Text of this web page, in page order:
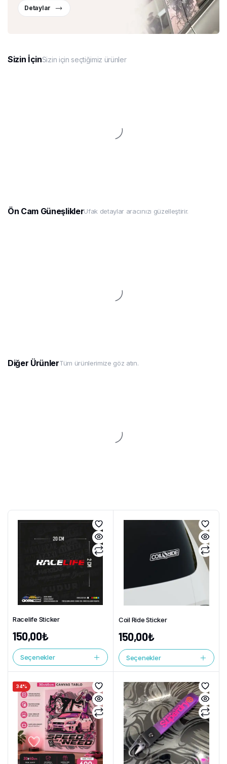
Detaylar
Sizin İçinSizin için seçtiğimiz ürünler
Ön Cam GüneşliklerUfak detaylar aracınızı güzelleştirir.
Diğer ÜrünlerTüm ürünlerimize göz atın.
Racelife Sticker
150,00₺
Seçenekler
Coil Ride Sticker
150,00₺
Seçenekler
34%